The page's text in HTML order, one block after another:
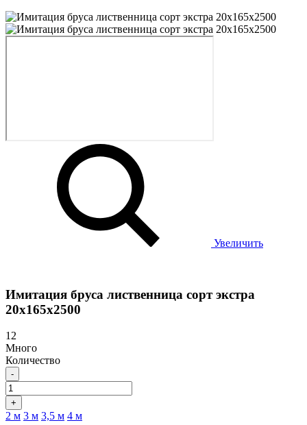
Увеличить
Имитация бруса лиственница сорт экстра
20х165х2500
12
Много
Количество
-
+
2 м 3 м 3,5 м 4 м